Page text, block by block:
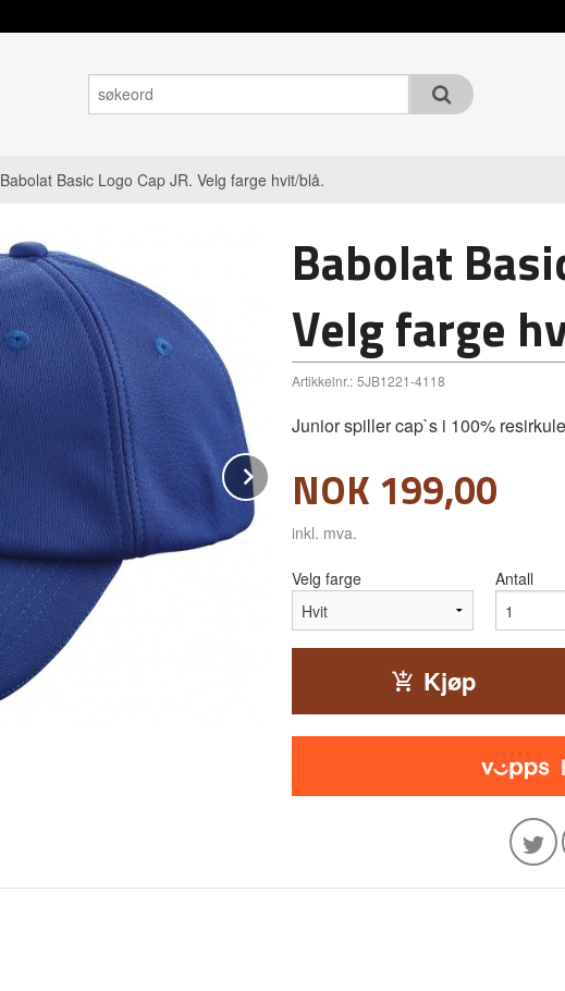
Babolat Basic Logo Cap JR. Velg farge hvit/blå.
Next
Babolat
Velg farge
Artikkelnr.: 5JB1221-4118
Junior spiller cap`s i 100%
Pris
NOK 199,00
inkl. mva.
Velg farge Antall
Kjøp